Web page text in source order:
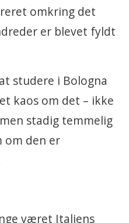
omkring det
er blevet fyldt
studere i Bologna
kaos om det – ikke
stadig temmelig
om den er
været Italiens